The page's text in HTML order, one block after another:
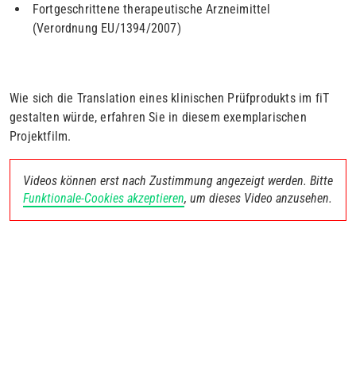
Fortgeschrittene therapeutische Arzneimittel
(Verordnung EU/1394/2007)
Wie sich die Translation eines klinischen Prüfprodukts im fiT
gestalten würde, erfahren Sie in diesem exemplarischen
Projektfilm.
Videos können erst nach Zustimmung angezeigt werden. Bitte
Funktionale-Cookies akzeptieren, um dieses Video anzusehen.